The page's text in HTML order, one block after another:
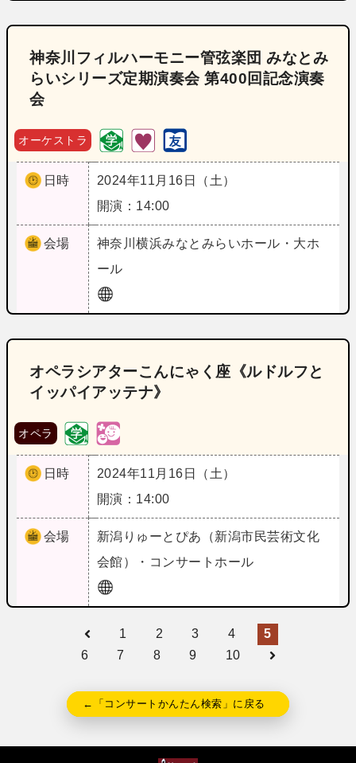
神奈川フィルハーモニー管弦楽団 みなとみ
らいシリーズ定期演奏会 第400回記念演奏
会
オーケストラ
日時
2024年11月16日（土）
開演：14:00
会場 神奈川横浜みなとみらいホール・大ホ
ール
オペラシアターこんにゃく座《ルドルフと
イッパイアッテナ》
オペラ
日時
2024年11月16日（土）
開演：14:00
会場 新潟 りゅーとぴあ（新潟市民芸術文化
会館）・コンサートホール
1 2 3 4
5
6
7 8 9 10
←「コンサートかんたん検索」に戻る